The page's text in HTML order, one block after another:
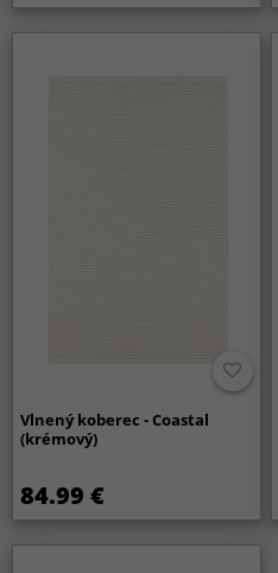
Vlnený koberec - Coastal
(krémový)
84.99 €